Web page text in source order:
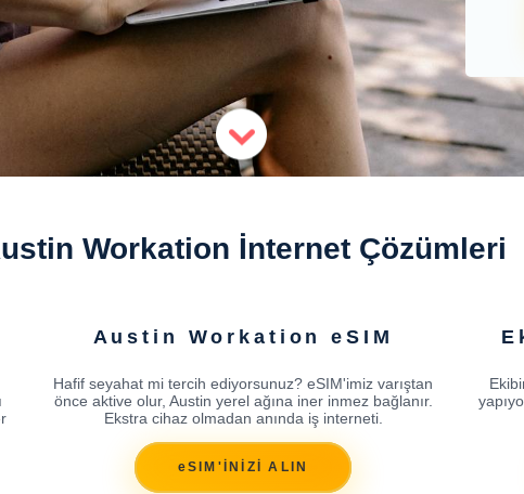
Workation İnternet Çözümleri
Austin Workation eSIM
Hafif seyahat mi tercih ediyorsunuz? eSIM'imiz varıştan
önce aktive olur, Austin yerel ağına iner inmez bağlanır.
Ekstra cihaz olmadan anında iş interneti.
eSIM'İNİZİ ALIN